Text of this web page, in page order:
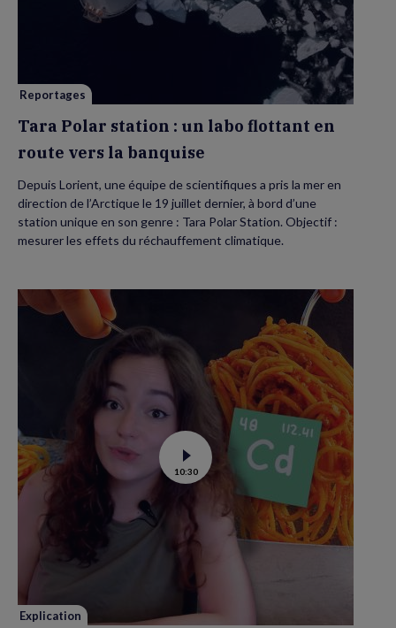
station
:
la
Reportages
Tara Polar station : un labo flottant en
route vers la banquise
Depuis Lorient, une équipe de scientifiques a pris la mer en
direction de l’Arctique le 19 juillet dernier, à bord d’une
station unique en son genre : Tara Polar Station. Objectif :
mesurer les effets du réchauffement climatique.
Voir
la
vidéo
Contamination
au
cadmium :
ce
savoir
10:30
Explication